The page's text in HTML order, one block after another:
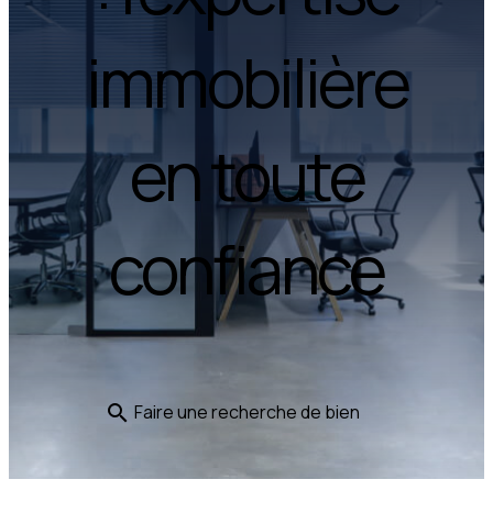
immobilière
en toute
confiance
search Faire une recherche de bien